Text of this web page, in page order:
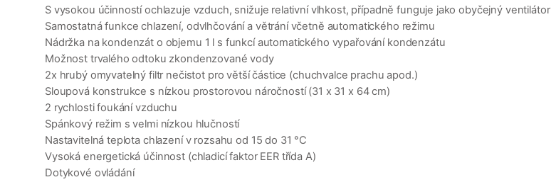
S vysokou účinností ochlazuje vzduch, snižuje relativní vlhkost, případně funguje jako obyčejný ventilátor
Samostatná funkce chlazení, odvlhčování a větrání včetně automatického režimu
Nádržka na kondenzát o objemu 1 l s funkcí automatického vypařování kondenzátu
Možnost trvalého odtoku zkondenzované vody
2x hrubý omyvatelný filtr nečistot pro větší částice (chuchvalce prachu apod.)
Sloupová konstrukce s nízkou prostorovou náročností (31 x 31 x 64 cm)
2 rychlosti foukání vzduchu
Spánkový režim s velmi nízkou hlučností
Nastavitelná teplota chlazení v rozsahu od 15 do 31 °C
Vysoká energetická účinnost (chladicí faktor EER třída A)
Dotykové ovládání